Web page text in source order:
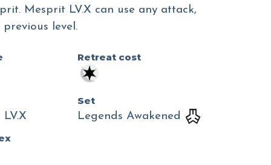
Mesprit LV.X can use any attack,
level.
Retreat cost
Set
Legends Awakened